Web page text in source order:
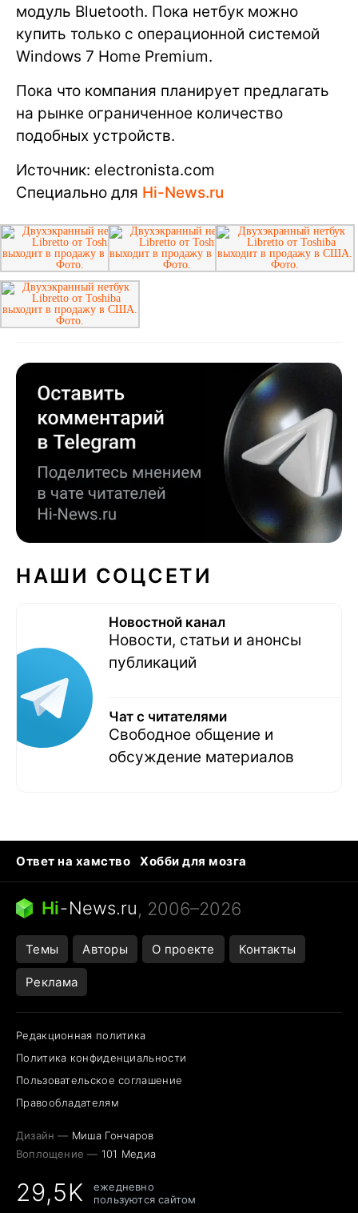
модуль Bluetooth. Пока нетбук можно
купить только с операционной системой
Windows 7 Home Premium.
Пока что компания планирует предлагать
на рынке ограниченное количество
подобных устройств.
Источник: electronista.com
Специально для Hi-News.ru
НАШИ СОЦСЕТИ
Новостной канал
Новости, статьи и анонсы
публикаций
Чат с читателями
Свободное общение и
обсуждение материалов
Ответ на хамство
Хобби для мозга
Бензин 100 и 95
Тунцы в океанариуме
Следующая пандемия
Hi-News.ru, 2006–2026
Темы Авторы О проекте Контакты
Реклама
Редакционная политика
Политика конфиденциальности
Пользовательское соглашение
Правообладателям
Дизайн — Миша Гончаров
Воплощение — 101 Медиа
29,5K
ежедневно
пользуются сайтом